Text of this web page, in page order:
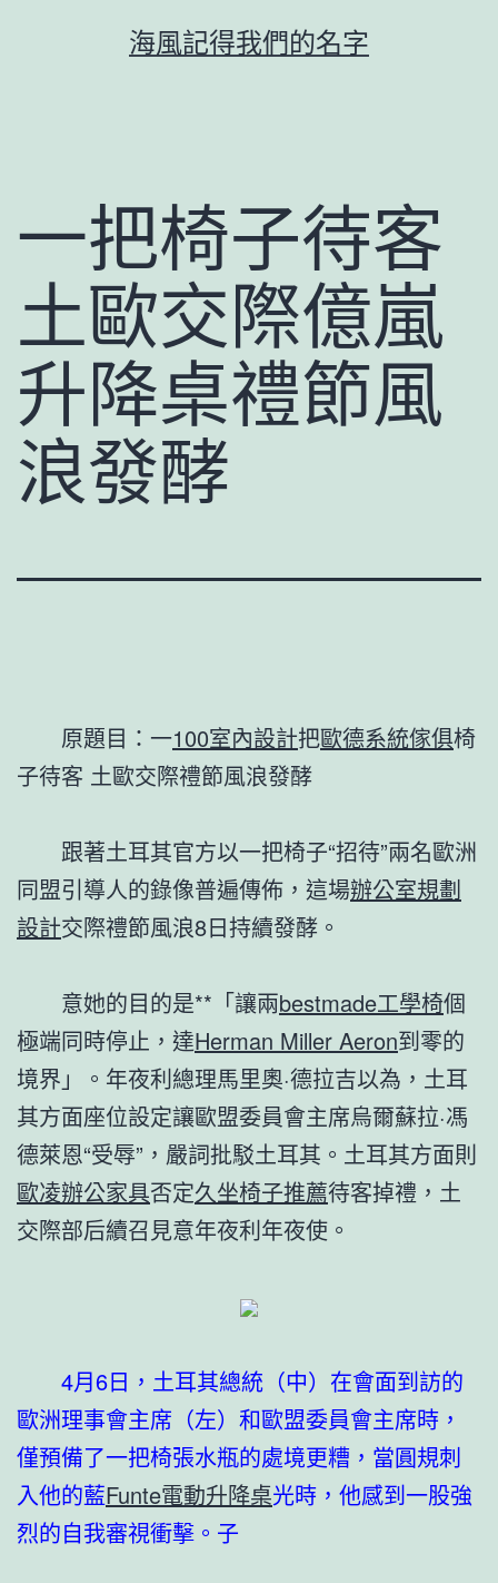
海風記得我們的名字
一把椅子待客
土歐交際億嵐
升降桌禮節風
浪發酵
原題目：一100室內設計把歐德系統傢俱椅
子待客 土歐交際禮節風浪發酵
跟著土耳其官方以一把椅子“招待”兩名歐洲
同盟引導人的錄像普遍傳佈，這場辦公室規劃
設計交際禮節風浪8日持續發酵。
意她的目的是**「讓兩bestmade工學椅個
極端同時停止，達Herman Miller Aeron到零的
境界」。年夜利總理馬里奧·德拉吉以為，土耳
其方面座位設定讓歐盟委員會主席烏爾蘇拉·馮
德萊恩“受辱”，嚴詞批駁土耳其。土耳其方面則
歐凌辦公家具否定久坐椅子推薦待客掉禮，土
交際部后續召見意年夜利年夜使。
4月6日，土耳其總統（中）在會面到訪的
歐洲理事會主席（左）和歐盟委員會主席時，
僅預備了一把椅張水瓶的處境更糟，當圓規刺
入他的藍Funte電動升降桌光時，他感到一股強
烈的自我審視衝擊。子